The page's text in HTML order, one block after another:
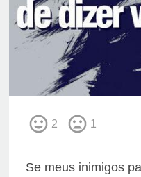
2 1
Se meus inimigos